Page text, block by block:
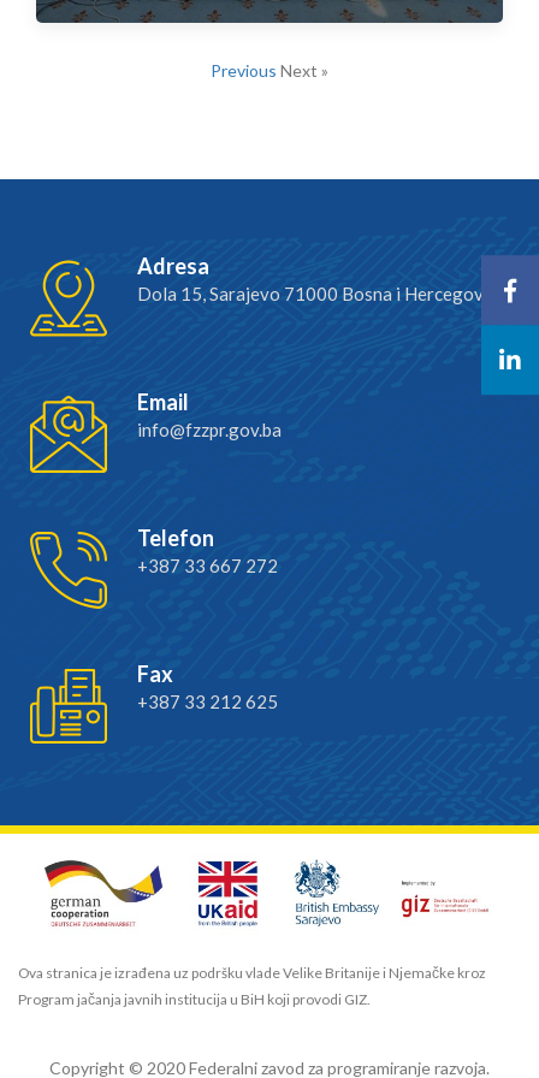
Previous Next »
Adresa
Dola 15, Sarajevo 71000 Bosna i Hercegovina
Email
info@fzzpr.gov.ba
Telefon
+387 33 667 272
Fax
+387 33 212 625
Ova stranica je izrađena uz podršku vlade Velike Britanije i Njemačke kroz
Program jačanja javnih institucija u BiH koji provodi GIZ.
Copyright © 2020 Federalni zavod za programiranje razvoja.